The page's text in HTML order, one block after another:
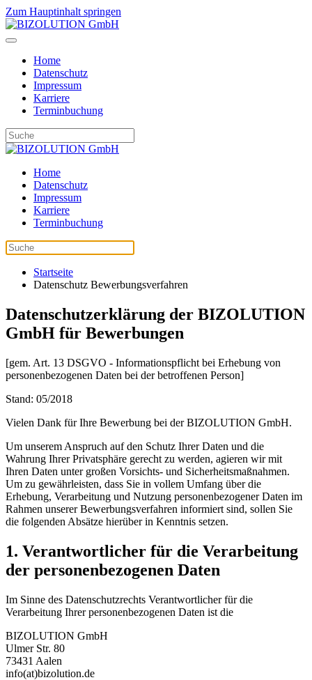
Zum Hauptinhalt springen
Home
Datenschutz
Impressum
Karriere
Terminbuchung
Home
Datenschutz
Impressum
Karriere
Terminbuchung
Startseite
Datenschutz Bewerbungsverfahren
Datenschutzerklärung der BIZOLUTION
GmbH für Bewerbungen
[gem. Art. 13 DSGVO - Informationspflicht bei Erhebung von
personenbezogenen Daten bei der betroffenen Person]
Stand: 05/2018
Vielen Dank für Ihre Bewerbung bei der BIZOLUTION GmbH.
Um unserem Anspruch auf den Schutz Ihrer Daten und die
Wahrung Ihrer Privatsphäre gerecht zu werden, agieren wir mit
Ihren Daten unter großen Vorsichts- und Sicherheitsmaßnahmen.
Um zu gewährleisten, dass Sie in vollem Umfang über die
Erhebung, Verarbeitung und Nutzung personenbezogener Daten im
Rahmen unserer Bewerbungsverfahren informiert sind, sollen Sie
die folgenden Absätze hierüber in Kenntnis setzen.
1. Verantwortlicher für die Verarbeitung
der personenbezogenen Daten
Im Sinne des Datenschutzrechts Verantwortlicher für die
Verarbeitung Ihrer personenbezogenen Daten ist die
BIZOLUTION GmbH
Ulmer Str. 80
73431 Aalen
info(at)bizolution.de